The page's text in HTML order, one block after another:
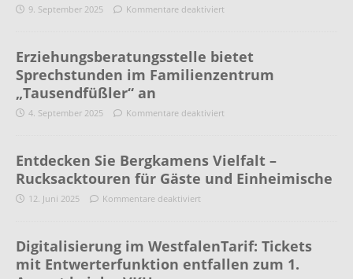
9. September 2025 Kommentare deaktiviert
Erziehungsberatungsstelle bietet
Sprechstunden im Familienzentrum
„Tausendfüßler“ an
4. September 2025 Kommentare deaktiviert
Entdecken Sie Bergkamens Vielfalt –
Rucksacktouren für Gäste und Einheimische
12. Juni 2025 Kommentare deaktiviert
Digitalisierung im WestfalenTarif: Tickets
mit Entwerterfunktion entfallen zum 1.